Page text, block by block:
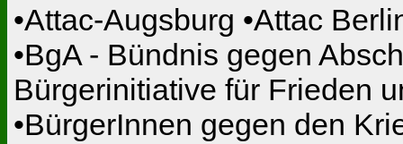
•Attac-Augsburg •Attac
•BgA - Bündnis gegen
Bürgerinitiative für Frieden
•BürgerInnen gegen den